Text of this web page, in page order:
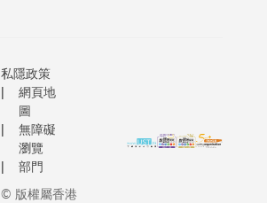
私隱政策
網頁地
圖
無障礙
瀏覽
部門
© 版權屬香港